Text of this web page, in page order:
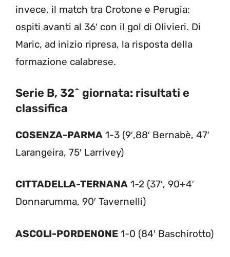
invece, il match tra Crotone e Perugia:
ospiti avanti al 36′ con il gol di Olivieri. Di
Maric, ad inizio ripresa, la risposta della
formazione calabrese.
Serie B, 32^ giornata: risultati e
classifica
COSENZA-PARMA 1-3 (9′,88′ Bernabè, 47′
Larangeira, 75′ Larrivey)
CITTADELLA-TERNANA 1-2 (37′, 90+4′
Donnarumma, 90′ Tavernelli)
ASCOLI-PORDENONE 1-0 (84′ Baschirotto)